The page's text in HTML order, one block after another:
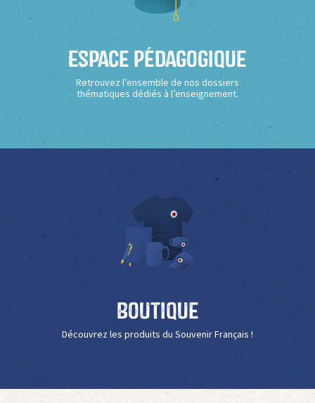
Espace Pédagogique
Retrouvez l’ensemble de nos dossiers
thématiques dédiés à l’enseignement.
Boutique
Découvrez les produits du Souvenir Français !